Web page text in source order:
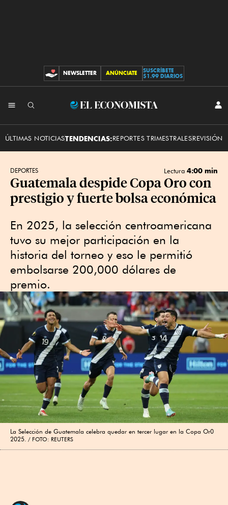
CONTRIBUCIONES
NEWSLETTER ANÚNCIATE
SUSCRÍBETE
$1.99 DIARIOS
El
ÚLTIMAS NOTICIASTENDENCIAS:REPORTES TRIMESTRALESREVISIÓN
DEPORTES Lectura 4:00 min
Guatemala despide Copa Oro con
prestigio y fuerte bolsa económica
En 2025, la selección centroamericana
tuvo su mejor participación en la
historia del torneo y eso le permitió
embolsarse 200,000 dólares de
premio.
La Selección de Guatemala celebra quedar en tercer lugar en la Copa Or0
2025.
FOTO: REUTERS